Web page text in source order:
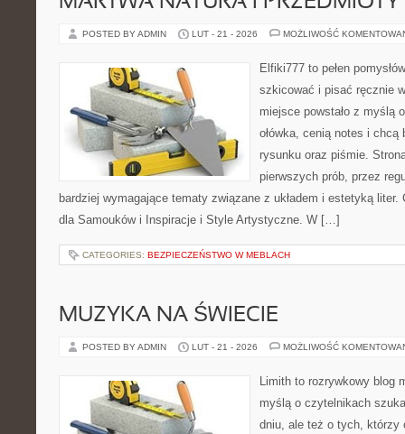
POSTED BY ADMIN LUT - 21 - 2026 MOŻLIWOŚĆ
Elfiki777 to pełen
szkicować i pisać ręcznie
miejsce powstało z myślą
ołówka, cenią notes i chcą
rysunku oraz piśmie.
pierwszych prób, przez
bardziej wymagające tematy związane z układem i estetyką liter.
dla Samouków i Inspiracje i Style Artystyczne. W […]
CATEGORIES: BEZPIECZEŃSTWO W MEBLACH
MUZYKA NA ŚWIECIE
POSTED BY ADMIN LUT - 21 - 2026 MOŻLIWOŚĆ
Limith to rozrywkowy blog
myślą o czytelnikach
dniu, ale też o tych, którzy